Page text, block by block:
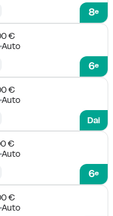
8e
€
Auto
6e
€
Auto
Dai
€
Auto
6e
€
Auto